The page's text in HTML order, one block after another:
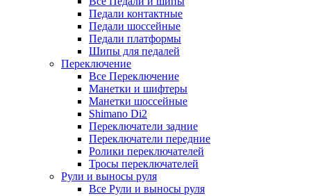
Педали контактные
Педали шоссейные
Педали платформы
Шипы для педалей
Переключение
Все Переключение
Манетки и шифтеры
Манетки шоссейные
Shimano Di2
Переключатели задние
Переключатели передние
Ролики переключателей
Тросы переключателей
Рули и выносы руля
Все Рули и выносы руля